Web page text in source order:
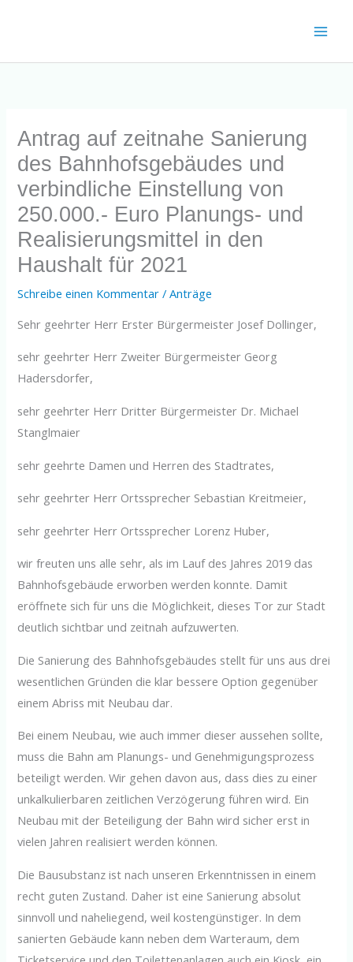
Antrag auf zeitnahe Sanierung
des Bahnhofsgebäudes und
verbindliche Einstellung von
250.000.- Euro Planungs- und
Realisierungsmittel in den
Haushalt für 2021
Schreibe einen Kommentar /Anträge
Sehr geehrter Herr Erster Bürgermeister Josef Dollinger,
sehr geehrter Herr Zweiter Bürgermeister Georg
Hadersdorfer,
sehr geehrter Herr Dritter Bürgermeister Dr. Michael
Stanglmaier
sehr geehrte Damen und Herren des Stadtrates,
sehr geehrter Herr Ortssprecher Sebastian Kreitmeier,
sehr geehrter Herr Ortssprecher Lorenz Huber,
wir freuten uns alle sehr, als im Lauf des Jahres 2019 das
Bahnhofsgebäude erworben werden konnte. Damit
eröffnete sich für uns die Möglichkeit, dieses Tor zur Stadt
deutlich sichtbar und zeitnah aufzuwerten.
Die Sanierung des Bahnhofsgebäudes stellt für uns aus drei
wesentlichen Gründen die klar bessere Option gegenüber
einem Abriss mit Neubau dar.
Bei einem Neubau, wie auch immer dieser aussehen sollte,
muss die Bahn am Planungs- und Genehmigungsprozess
beteiligt werden. Wir gehen davon aus, dass dies zu einer
unkalkulierbaren zeitlichen Verzögerung führen wird. Ein
Neubau mit der Beteiligung der Bahn wird sicher erst in
vielen Jahren realisiert werden können.
Die Bausubstanz ist nach unseren Erkenntnissen in einem
recht guten Zustand. Daher ist eine Sanierung absolut
sinnvoll und naheliegend, weil kostengünstiger. In dem
sanierten Gebäude kann neben dem Warteraum, dem